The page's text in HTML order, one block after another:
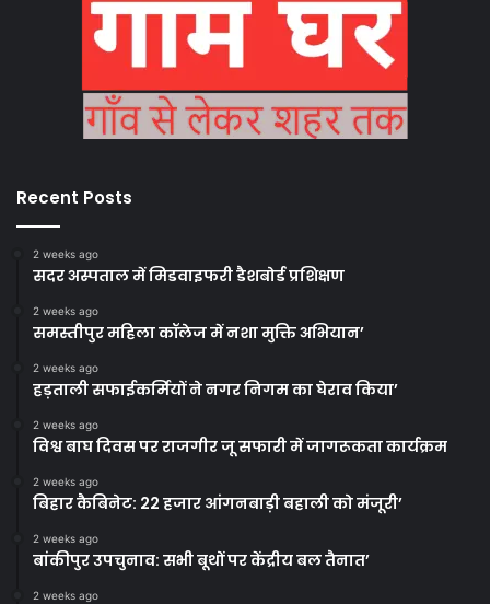
Recent Posts
2 weeks ago
सदर अस्पताल में मिडवाइफरी डैशबोर्ड प्रशिक्षण
2 weeks ago
समस्तीपुर महिला कॉलेज में नशा मुक्ति अभियान’
2 weeks ago
हड़ताली सफाईकर्मियों ने नगर निगम का घेराव किया’
2 weeks ago
विश्व बाघ दिवस पर राजगीर जू सफारी में जागरूकता कार्यक्रम
2 weeks ago
बिहार कैबिनेट: 22 हजार आंगनबाड़ी बहाली को मंजूरी’
2 weeks ago
बांकीपुर उपचुनाव: सभी बूथों पर केंद्रीय बल तैनात’
2 weeks ago